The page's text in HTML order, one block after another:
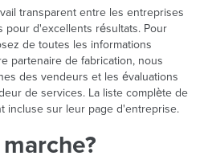
transparent entre les entreprises
pour d'excellents résultats. Pour
de toutes les informations
partenaire de fabrication, nous
des vendeurs et les évaluations
de services. La liste complète de
incluse sur leur page d'entreprise.